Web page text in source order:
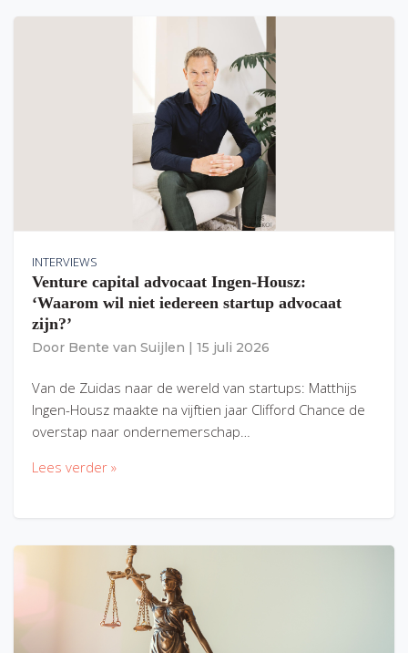
INTERVIEWS
Venture capital advocaat Ingen-Housz:
‘Waarom wil niet iedereen startup advocaat
zijn?’
Door Bente van Suijlen 15 juli 2026
Van de Zuidas naar de wereld van startups: Matthijs
Ingen-Housz maakte na vijftien jaar Clifford Chance de
overstap naar ondernemerschap…
Lees verder »